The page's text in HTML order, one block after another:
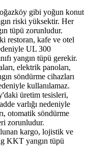
gibi yoğun konut
riski yüksektir. Her
tüpü zorunludur.
restoran, kafe ve otel
UL 300
yangın tüpü gerekir.
elektrik panoları,
söndürme cihazları
kullanılamaz.
üretim tesisleri,
varlığı nedeniyle
otomatik söndürme
zorunludur.
kargo, lojistik ve
KKT yangın tüpü